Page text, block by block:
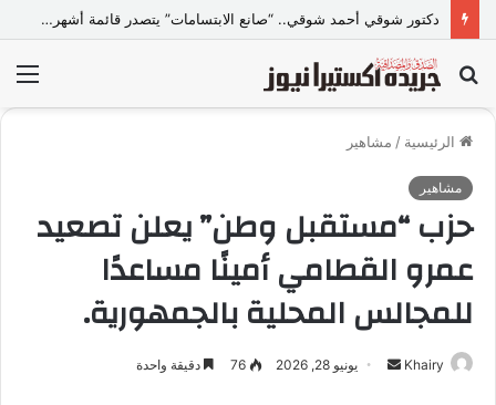
دكتور شوقي أحمد شوقي.. “صانع الابتسامات” يتصدر قائمة أشهر أطباء تجميل الأسنان في مصر
بحث
عن
الرئيسية / مشاهير
مشاهير
حزب “مستقبل وطن” يعلن تصعيد
عمرو القطامي أمينًا مساعدًا
للمجالس المحلية بالجمهورية.
Khairy يونيو 28, 2026 76 دقيقة واحدة